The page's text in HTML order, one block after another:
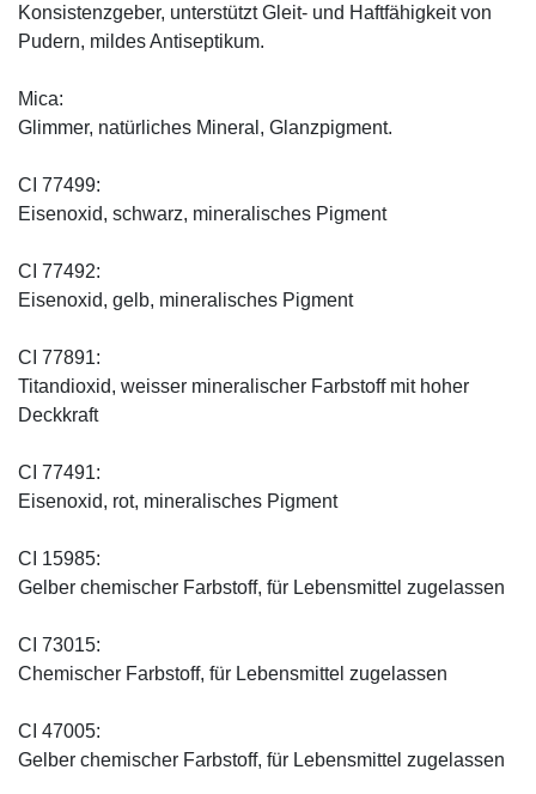
Konsistenzgeber, unterstützt Gleit- und Haftfähigkeit von
Pudern, mildes Antiseptikum.
Mica:
Glimmer, natürliches Mineral, Glanzpigment.
CI 77499:
Eisenoxid, schwarz, mineralisches Pigment
CI 77492:
Eisenoxid, gelb, mineralisches Pigment
CI 77891:
Titandioxid, weisser mineralischer Farbstoff mit hoher
Deckkraft
CI 77491:
Eisenoxid, rot, mineralisches Pigment
CI 15985:
Gelber chemischer Farbstoff, für Lebensmittel zugelassen
CI 73015:
Chemischer Farbstoff, für Lebensmittel zugelassen
CI 47005:
Gelber chemischer Farbstoff, für Lebensmittel zugelassen